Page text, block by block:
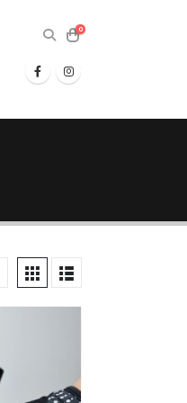
0